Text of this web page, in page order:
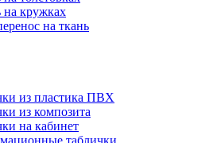
на кружках
на ткань
из пластика ПВХ
из композита
на кабинет
таблички